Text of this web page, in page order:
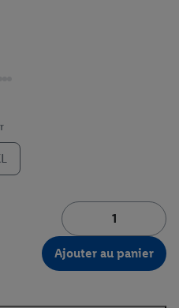
Ajouter au panier